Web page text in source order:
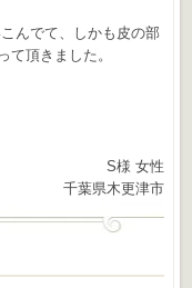
んでて、しかも皮の部
て頂きました。
S様 女性
千葉県木更津市